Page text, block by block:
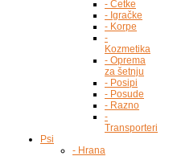
- Četke
- Igračke
- Korpe
-
Kozmetika
- Oprema
za šetnju
- Posipi
- Posude
- Razno
-
Transporteri
Psi
- Hrana